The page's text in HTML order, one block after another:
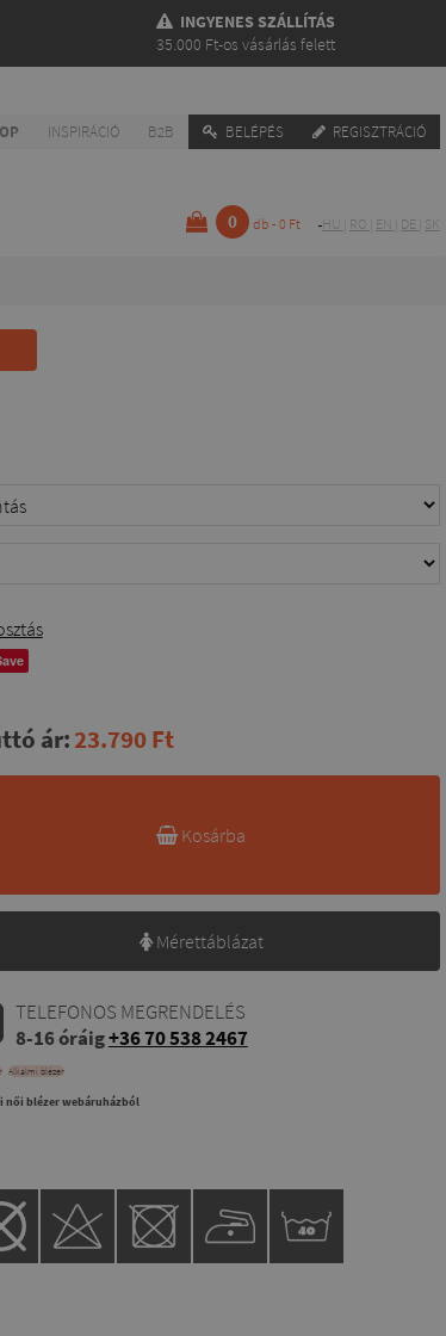
INGYENES SZÁLLÍTÁS
35.000 Ft-os vásárlás felett
INSPIRÁCIÓ B2B BELÉPÉS REGISZTRÁCIÓ
0 db - 0 Ft HU RO EN DE SK
ár:23.790 Ft
Kosárba
Mérettáblázat
TELEFONOS MEGRENDELÉS
8-16 óráig+36 70 538 2467
Alkalmi blézer
női blézer webáruházból